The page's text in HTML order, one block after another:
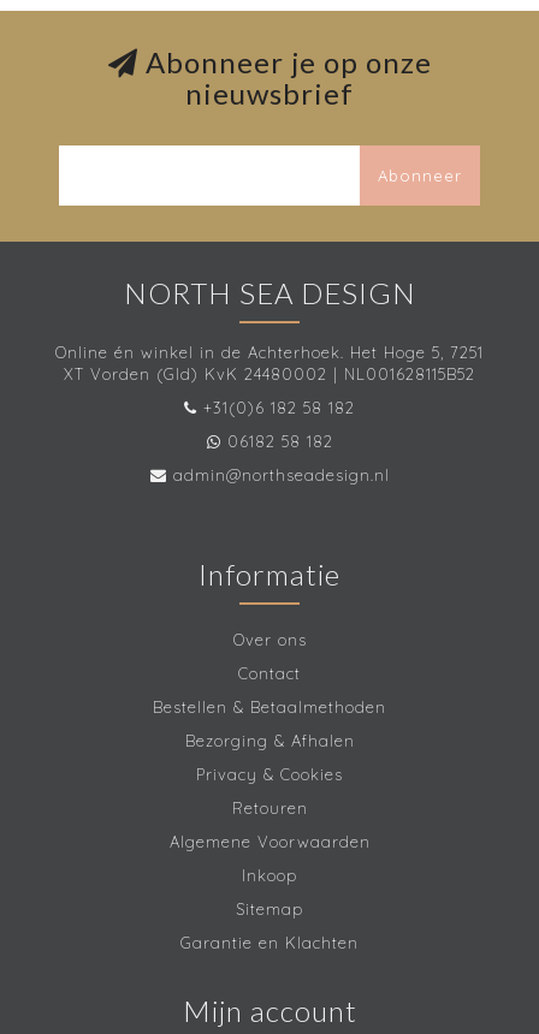
Abonneer je op onze
nieuwsbrief
Abonneer
NORTH SEA DESIGN
Online én winkel in de Achterhoek. Het Hoge 5, 7251
XT Vorden (Gld) KvK 24480002 | NL001628115B52
+31(0)6 182 58 182
06182 58 182
admin@northseadesign.nl
Informatie
Over ons
Contact
Bestellen & Betaalmethoden
Bezorging & Afhalen
Privacy & Cookies
Retouren
Algemene Voorwaarden
Inkoop
Sitemap
Garantie en Klachten
Mijn account